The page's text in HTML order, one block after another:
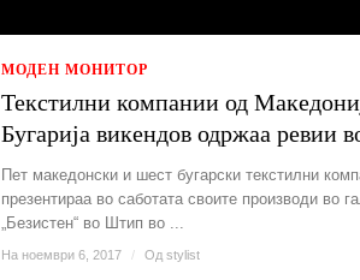
МОДЕН МОНИТОР
Текстилни компании од
Бугарија викендов одржаа ревии
Пет македонски и шест бугарски текстилни
презентираа во саботата своите производи во
„Безистен“ во Штип во ...
На ноември 6, 2017 / Од stylist